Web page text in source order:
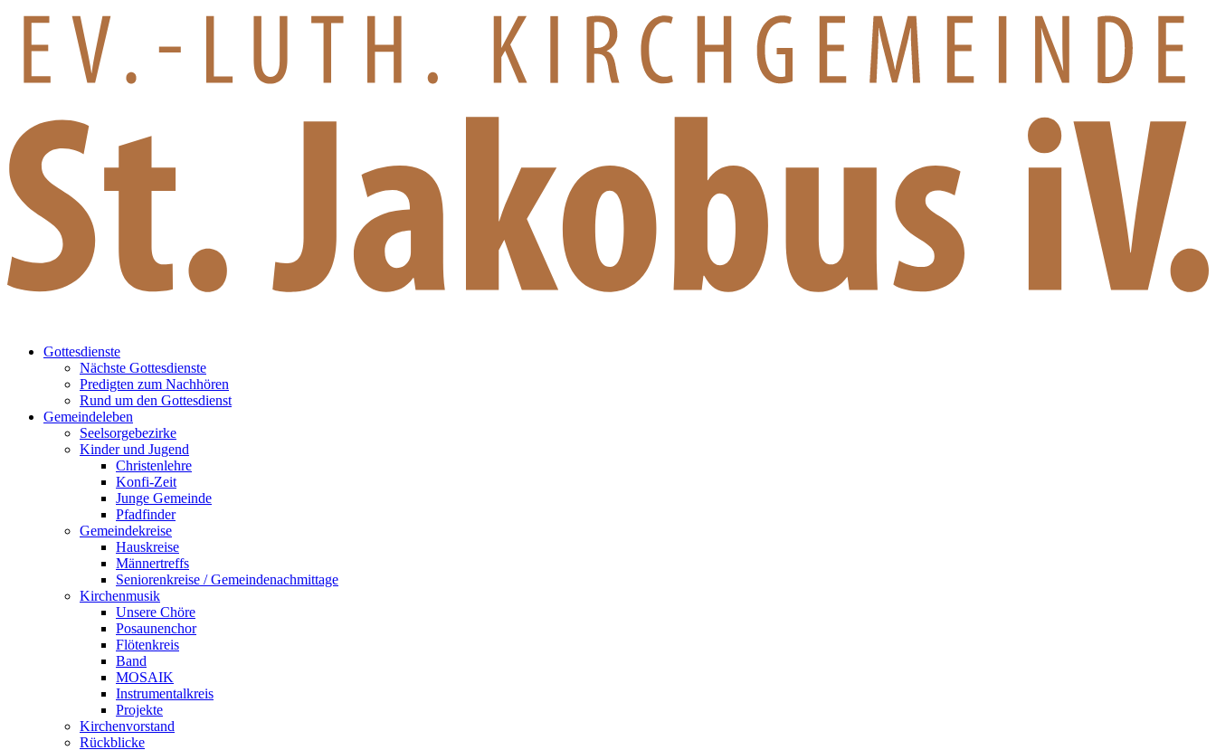
Gottesdienste
Nächste Gottesdienste
Predigten zum Nachhören
Rund um den Gottesdienst
Gemeindeleben
Seelsorgebezirke
Kinder und Jugend
Christenlehre
Konfi-Zeit
Junge Gemeinde
Pfadfinder
Gemeindekreise
Hauskreise
Männertreffs
Seniorenkreise / Gemeindenachmittage
Kirchenmusik
Unsere Chöre
Posaunenchor
Flötenkreis
Band
MOSAIK
Instrumentalkreis
Projekte
Kirchenvorstand
Rückblicke